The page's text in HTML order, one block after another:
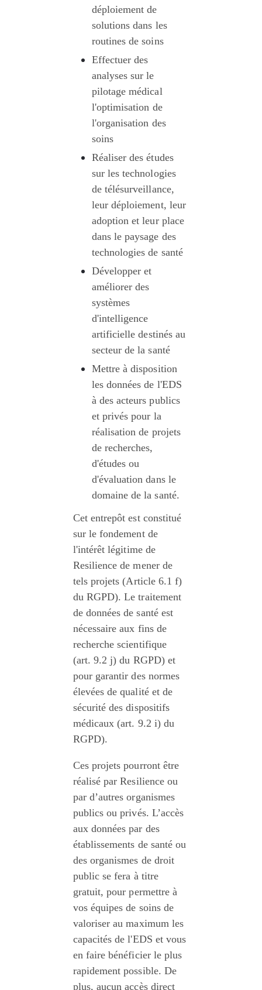
déploiement de
solutions dans les
routines de soins
Effectuer des
analyses sur le
pilotage médical
l'optimisation de
l'organisation des
soins
Réaliser des études
sur les technologies
de télésurveillance,
leur déploiement, leur
adoption et leur place
dans le paysage des
technologies de santé
Développer et
améliorer des
systèmes
d'intelligence
artificielle destinés au
secteur de la santé
Mettre à disposition
les données de l'EDS
à des acteurs publics
et privés pour la
réalisation de projets
de recherches,
d'études ou
d'évaluation dans le
domaine de la santé.
Cet entrepôt est constitué
sur le fondement de
l'intérêt légitime de
Resilience de mener de
tels projets (Article 6.1 f)
du RGPD). Le traitement
de données de santé est
nécessaire aux fins de
recherche scientifique
(art. 9.2 j) du RGPD) et
pour garantir des normes
élevées de qualité et de
sécurité des dispositifs
médicaux (art. 9.2 i) du
RGPD).
Ces projets pourront être
réalisé par Resilience ou
par d’autres organismes
publics ou privés. L’accès
aux données par des
établissements de santé ou
des organismes de droit
public se fera à titre
gratuit, pour permettre à
vos équipes de soins de
valoriser au maximum les
capacités de l'EDS et vous
en faire bénéficier le plus
rapidement possible. De
plus, aucun accès direct